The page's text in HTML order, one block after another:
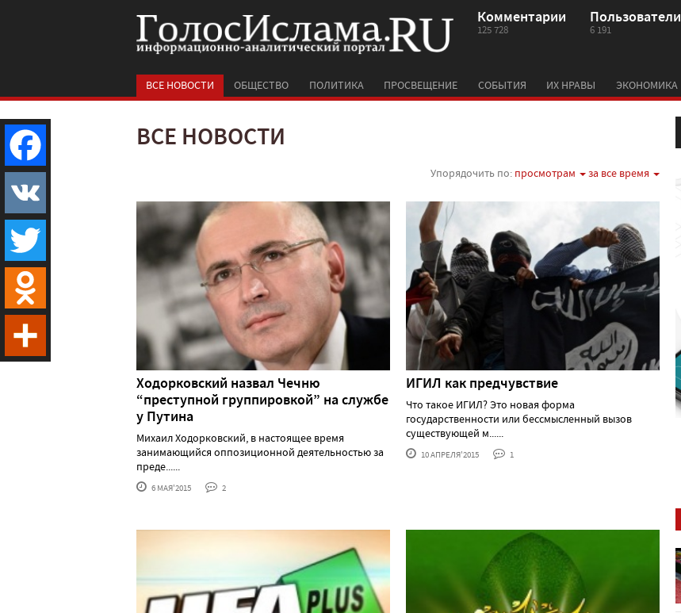
Комментарии
125 728
Пользователи
6 191
ВСЕ НОВОСТИ ОБЩЕСТВО ПОЛИТИКА ПРОСВЕЩЕНИЕ СОБЫТИЯ ИХ НРАВЫ ЭКОНОМИКА
ВСЕ НОВОСТИ
Упорядочить по: просмотрам за все время
Ходорковский назвал Чечню
“преступной группировкой” на службе
у Путина
Михаил Ходорковский, в настоящее время
занимающийся оппозиционной деятельностью за
преде......
6 МАЯ'2015 2
ИГИЛ как предчувствие
Что такое ИГИЛ? Это новая форма
государственности или бессмысленный вызов
существующей м......
10 АПРЕЛЯ'2015 1
Facebook
VK
Twitter
Odnoklassniki